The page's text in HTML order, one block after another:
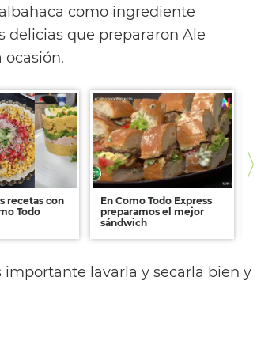
como ingrediente
delicias que prepararon Ale
recetas con
Todo
En Como Todo Express
preparamos el mejor
sándwich
importante lavarla y secarla bien y